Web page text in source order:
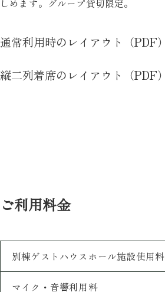
しめます。グループ貸切限定。
通常利用時のレイアウト（PDF）
縦二列着席のレイアウト（PDF）
ご利用料金
別棟ゲストハウスホール施設使用料
マイク・音響利用料